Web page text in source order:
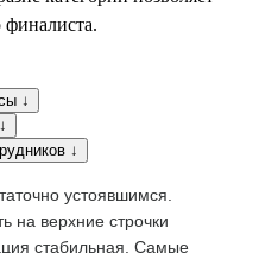
финалиста.
↓
↓
устоявшимся.
на верхние строчки
стабильная. Самые